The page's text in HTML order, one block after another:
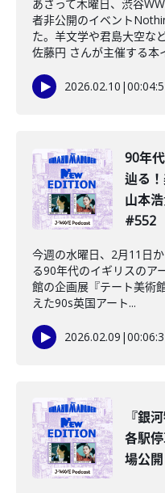
あさって木曜日、渋谷
者非公開のイベント
た。羊文学や君島大空な
佐藤円 さんが主催する本
2026.02.10 |
️90年
辿る
山本
#552
今週の水曜日、2月11日
る90年代のイギリスのア
館の企画展『テート美術
えた90s英国アート...
2026.02.09 |
『銀
各駅
場公